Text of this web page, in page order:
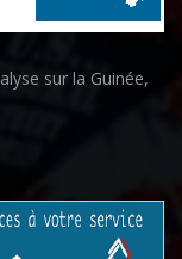
sur la Guinée,